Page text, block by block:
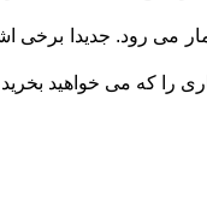
می رود. جدیدا برخی
را که می خواهید